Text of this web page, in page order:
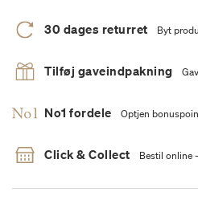
30 dages returret Byt
Tilføj gaveindpakning
No1 fordele Optjen
Click & Collect Bestil online